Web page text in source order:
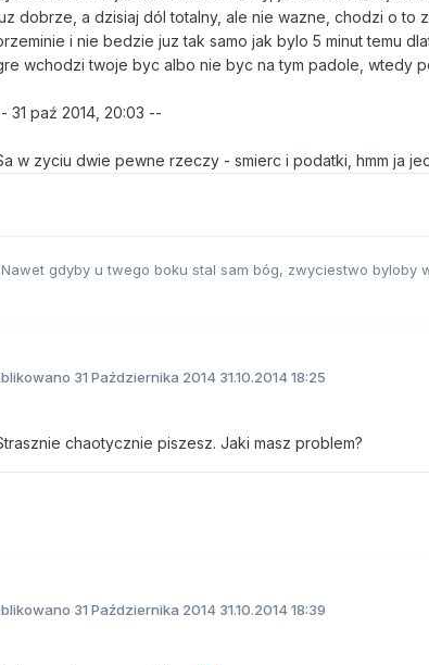
dobrze, a dzisiaj dól totalny, ale nie wazne, chodzi o to
i nie bedzie juz tak samo jak bylo 5 minut temu
wchodzi twoje byc albo nie byc na tym padole, wtedy
31 paź 2014, 20:03 --
w zyciu dwie pewne rzeczy - smierc i podatki, hmm ja
gdyby u twego boku stal sam bóg, zwyciestwo byloby
31 Października 2014 31.10.2014 18:25
chaotycznie piszesz. Jaki masz problem?
31 Października 2014 31.10.2014 18:39